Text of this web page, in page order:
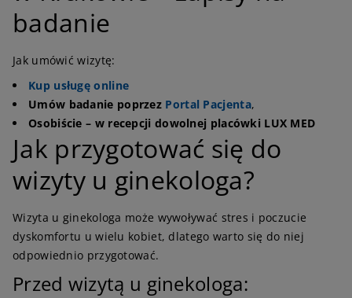
badanie
Jak umówić wizytę:
Kup usługę online
Umów badanie poprzez Portal Pacjenta,
Osobiście – w recepcji dowolnej placówki LUX MED
Jak przygotować się do
wizyty u ginekologa?
Wizyta u ginekologa może wywoływać stres i poczucie
dyskomfortu u wielu kobiet, dlatego warto się do niej
odpowiednio przygotować.
Przed wizytą u ginekologa: